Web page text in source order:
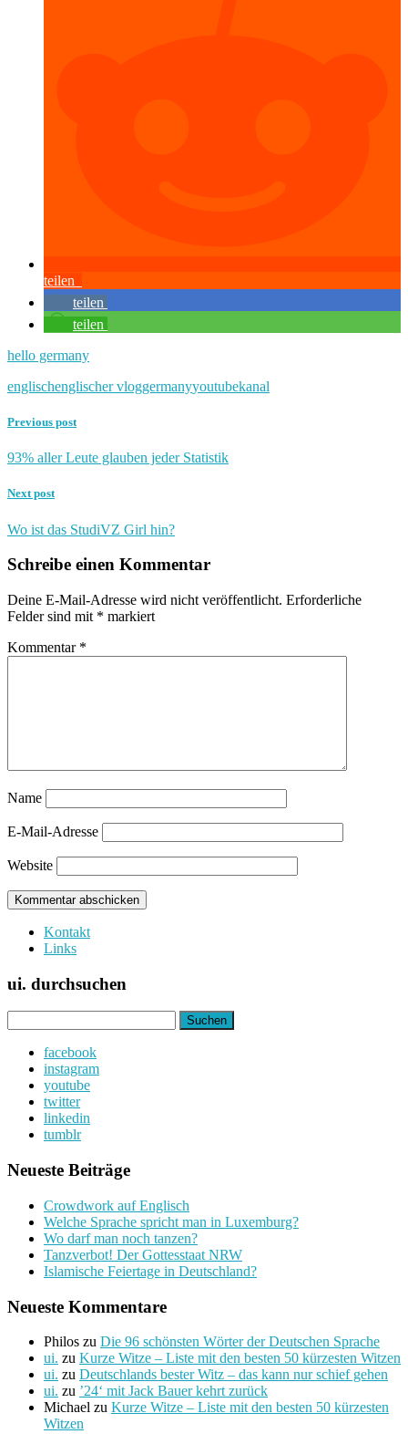
teilen
teilen
teilen
hello germany
englischenglischer vloggermanyyoutubekanal
Previous post
93% aller Leute glauben jeder Statistik
Next post
Wo ist das StudiVZ Girl hin?
Schreibe einen Kommentar
Deine E-Mail-Adresse wird nicht veröffentlicht. Erforderliche
Felder sind mit * markiert
Kommentar *
Name
E-Mail-Adresse
Website
Kontakt
Links
ui. durchsuchen
nach:
facebook
instagram
youtube
twitter
linkedin
tumblr
Neueste Beiträge
Crowdwork auf Englisch
Welche Sprache spricht man in Luxemburg?
Wo darf man noch tanzen?
Tanzverbot! Der Gottesstaat NRW
Islamische Feiertage in Deutschland?
Neueste Kommentare
Philos zu Die 96 schönsten Wörter der Deutschen Sprache
ui. zu Kurze Witze – Liste mit den besten 50 kürzesten Witzen
ui. zu Deutschlands bester Witz – das kann nur schief gehen
ui. zu ’24‘ mit Jack Bauer kehrt zurück
Michael zu Kurze Witze – Liste mit den besten 50 kürzesten
Witzen